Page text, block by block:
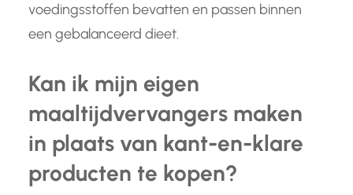
voedingsstoffen bevatten en passen binnen
een gebalanceerd dieet.
Kan ik mijn eigen
maaltijdvervangers maken
in plaats van kant-en-klare
producten te kopen?